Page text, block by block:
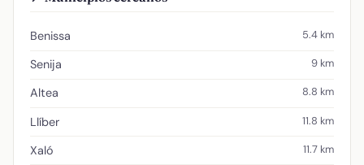
Benissa 5.4 km
Senija 9 km
Altea 8.8 km
Llíber 11.8 km
Xaló 11.7 km